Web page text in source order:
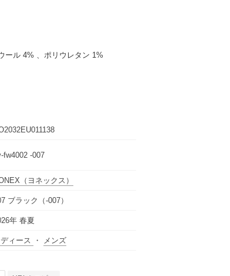
ール 4% 、ポリウレタン 1%
fw4002 -007
（ヨネックス）
ブラック（-007）
年 春夏
ィース ・ メンズ